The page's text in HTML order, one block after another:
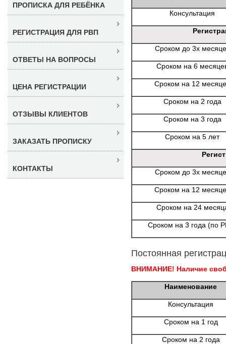
Консультация
Сроком до 3х
Сроком на 6
Сроком на 12
Сроком на 2 года
Сроком на 3 года
Сроком на 5 лет
Сроком до 3х
Сроком на 12
Сроком на 24
Сроком на 3 года (по
Постоянная
ВНИМАНИЕ! Наличие
Наименование
Консультация
Сроком на 1 год
Сроком на 2 года
ПРОПИСКА ДЛЯ РЕБЁНКА
РЕГИСТРАЦИЯ ДЛЯ РВП
ОТВЕТЫ НА ВОПРОСЫ
ЦЕНА РЕГИСТРАЦИИ
ОТЗЫВЫ КЛИЕНТОВ
ЗАКАЗАТЬ ПРОПИСКУ
КОНТАКТЫ